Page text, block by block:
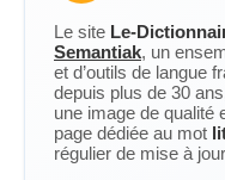
Le site Le-
Semantiak, un
et d’outils de langue
depuis plus de 30
une image de qualité
page dédiée au mot
régulier de mise à